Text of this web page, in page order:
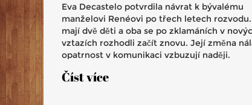
Eva Decastelo potvrdila návrat k bývalému
manželovi Renéovi po třech letech
mají dvě děti a oba se po zklamáních v
vztazích rozhodli začít znovu. Její změna
opatrnost v komunikaci vzbuzují naději.
Číst více